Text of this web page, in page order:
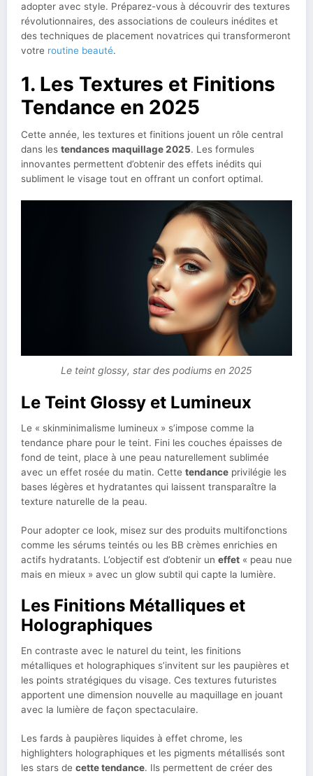
adopter avec style. Préparez-vous à découvrir des textures
révolutionnaires, des associations de couleurs inédites et
des techniques de placement novatrices qui transformeront
votre routine beauté.
1. Les Textures et Finitions
Tendance en 2025
Cette année, les textures et finitions jouent un rôle central
dans les tendances maquillage 2025. Les formules
innovantes permettent d’obtenir des effets inédits qui
subliment le visage tout en offrant un confort optimal.
Le teint glossy, star des podiums en 2025
Le Teint Glossy et Lumineux
Le « skinminimalisme lumineux » s’impose comme la
tendance phare pour le teint. Fini les couches épaisses de
fond de teint, place à une peau naturellement sublimée
avec un effet rosée du matin. Cette tendance privilégie les
bases légères et hydratantes qui laissent transparaître la
texture naturelle de la peau.
Pour adopter ce look, misez sur des produits multifonctions
comme les sérums teintés ou les BB crèmes enrichies en
actifs hydratants. L’objectif est d’obtenir un effet « peau nue
mais en mieux » avec un glow subtil qui capte la lumière.
Les Finitions Métalliques et
Holographiques
En contraste avec le naturel du teint, les finitions
métalliques et holographiques s’invitent sur les paupières et
les points stratégiques du visage. Ces textures futuristes
apportent une dimension nouvelle au maquillage en jouant
avec la lumière de façon spectaculaire.
Les fards à paupières liquides à effet chrome, les
highlighters holographiques et les pigments métallisés sont
les stars de cette tendance. Ils permettent de créer des